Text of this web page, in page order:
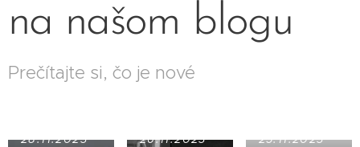
na našom blogu
Prečítajte si, čo je nové
28.11.2023 26.11.2023 25.11.2023